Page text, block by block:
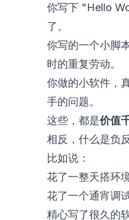
你写下 "Hello
了。
你写的一个小脚
时的重复劳动。
你做的小软件，
手的问题。
这些，都是价值
相反，什么是负
比如说：
花了一整天搭环
花了一个通宵调
精心写了很久的